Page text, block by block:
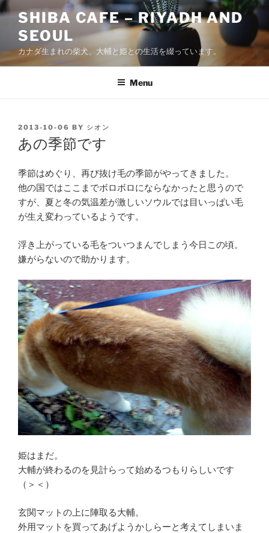
Skip
content
SHIBA CAFE – RIYADH AND
SEOUL
カナダ生まれの柴犬、大輔と姫との生活を綴っています。
Menu
POSTED
ON
2013-10-06 BY シオン
あの季節です
季節はめぐり、再び抜け毛の季節がやってきました。
他の国ではここまでボロボロにならなかったと思うので
すが、夏と冬の気温差が激しいソウルでは目いっぱい毛
が生え変わっているようです。
浮き上がっている毛をついつまんでしまう今日この頃。
嫌がらないので助かります。
姫はまだ。
大輔が終わるのを見計らって始めるつもりらしいです
（＞＜）
玄関マットの上に陣取る大輔。
外用マットを買ってあげようかしらーと考えてしまいま